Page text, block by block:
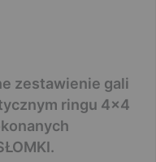
zestawienie gali
ringu 4×4